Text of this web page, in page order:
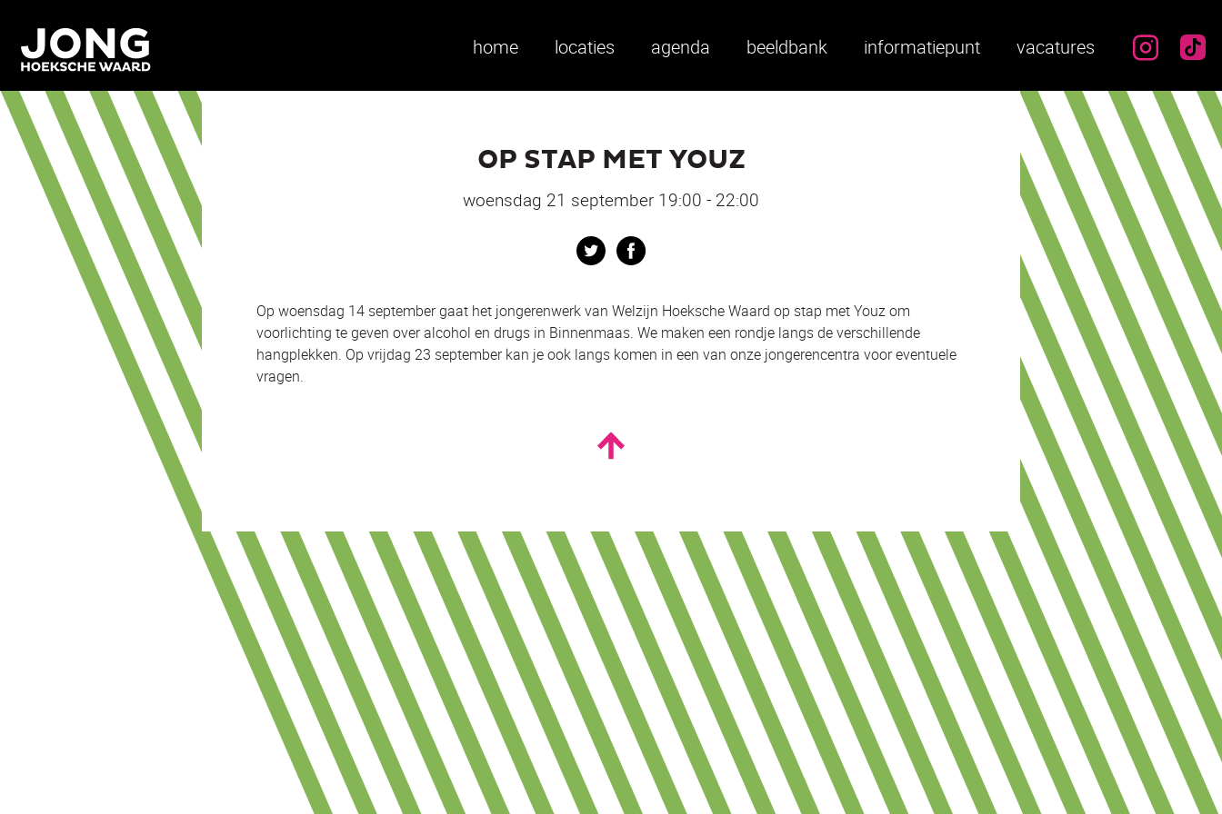
home locaties agenda beeldbank informatiepunt vacatures
OP STAP MET YOUZ
woensdag 21 september 19:00 - 22:00
Twitter
Op woensdag 14 september gaat het jongerenwerk van Welzijn Hoeksche Waard op stap met Youz om
voorlichting te geven over alcohol en drugs in Binnenmaas. We maken een rondje langs de verschillende
hangplekken. Op vrijdag 23 september kan je ook langs komen in een van onze jongerencentra voor eventuele
vragen.